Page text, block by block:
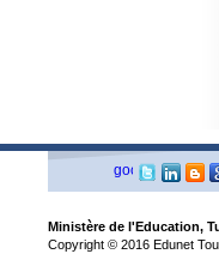
Ministère de l'Education,
Copyright © 2016 Edunet